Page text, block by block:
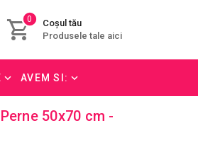
0
Coșul tău
Produsele tale aici
AVEM SI:
50x70 cm -